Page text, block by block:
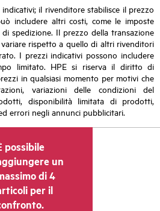
il rivenditore stabilisce il prezzo
includere altri costi, come le imposte
spedizione. Il prezzo della transazione
rispetto a quello di altri rivenditori
I prezzi indicativi possono includere
limitato. HPE si riserva il diritto di
in qualsiasi momento per motivi che
variazioni delle condizioni del
disponibilità limitata di prodotti,
errori negli annunci pubblicitari.
possibile
un
di 4
per il